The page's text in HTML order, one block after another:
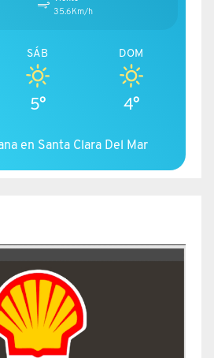
35.6Km/h
SÁB
5°
DOM
4°
en Santa Clara Del Mar